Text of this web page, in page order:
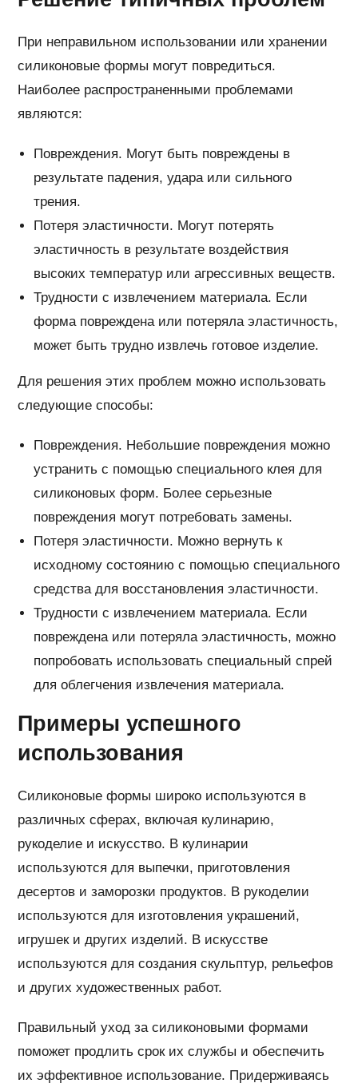
При неправильном использовании или хранении
силиконовые формы могут повредиться.
Наиболее распространенными проблемами
являются:
Повреждения. Могут быть повреждены в
результате падения, удара или сильного
трения.
Потеря эластичности. Могут потерять
эластичность в результате воздействия
высоких температур или агрессивных веществ.
Трудности с извлечением материала. Если
форма повреждена или потеряла эластичность,
может быть трудно извлечь готовое изделие.
Для решения этих проблем можно использовать
следующие способы:
Повреждения. Небольшие повреждения можно
устранить с помощью специального клея для
силиконовых форм. Более серьезные
повреждения могут потребовать замены.
Потеря эластичности. Можно вернуть к
исходному состоянию с помощью специального
средства для восстановления эластичности.
Трудности с извлечением материала. Если
повреждена или потеряла эластичность, можно
попробовать использовать специальный спрей
для облегчения извлечения материала.
Примеры успешного
использования
Силиконовые формы широко используются в
различных сферах, включая кулинарию,
рукоделие и искусство. В кулинарии
используются для выпечки, приготовления
десертов и заморозки продуктов. В рукоделии
используются для изготовления украшений,
игрушек и других изделий. В искусстве
используются для создания скульптур, рельефов
и других художественных работ.
Правильный уход за силиконовыми формами
поможет продлить срок их службы и обеспечить
их эффективное использование. Придерживаясь